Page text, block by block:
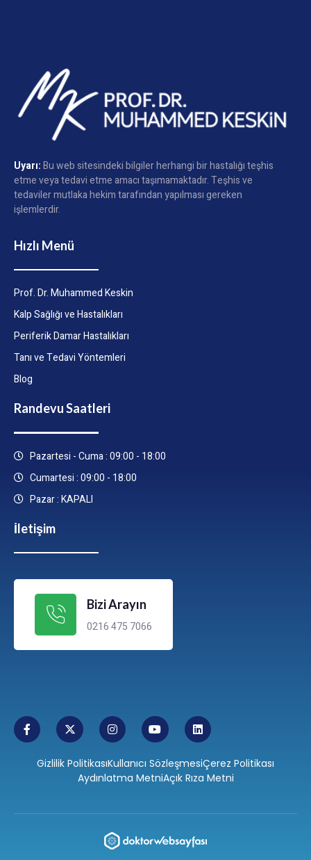
Uyarı:Bu web sitesindeki bilgiler herhangi bir hastalığı teşhis
etme veya tedavi etme amacı taşımamaktadır. Teşhis ve
tedaviler mutlaka hekim tarafından yapılması gereken
işlemlerdir.
Hızlı Menü
Prof. Dr. Muhammed Keskin
Kalp Sağlığı ve Hastalıkları
Periferik Damar Hastalıkları
Tanı ve Tedavi Yöntemleri
Blog
Randevu Saatleri
Pazartesi - Cuma : 09:00 - 18:00
Cumartesi : 09:00 - 18:00
Pazar : KAPALI
İletişim
Bizi Arayın
0216 475 7066
Gizlilik PolitikasıKullanıcı SözleşmesiÇerez Politikası
Aydınlatma MetniAçık Rıza Metni